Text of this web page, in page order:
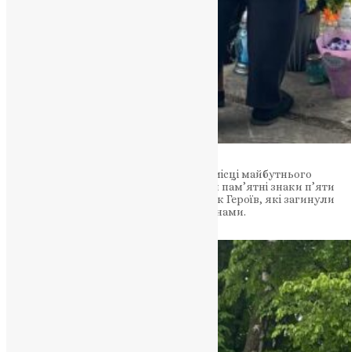
У серпні 2024 року в селі Почапинці на місці майбутнього
меморіального комплексу встановили пам’ятні знаки п’яти
захисникам громади. З того часу список Героїв, які загинули
за Україну, поповнився ще п’ятьма іменами.